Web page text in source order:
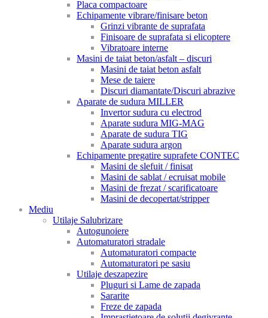
Placa compactoare
Echipamente vibrare/finisare beton
Grinzi vibrante de suprafata
Finisoare de suprafata si elicoptere
Vibratoare interne
Masini de taiat beton/asfalt – discuri
Masini de taiat beton asfalt
Mese de taiere
Discuri diamantate/Discuri abrazive
Aparate de sudura MILLER
Invertor sudura cu electrod
Aparate sudura MIG-MAG
Aparate de sudura TIG
Aparate sudura argon
Echipamente pregatire suprafete CONTEC
Masini de slefuit / finisat
Masini de sablat / ecruisat mobile
Masini de frezat / scarificatoare
Masini de decopertat/stripper
Mediu
Utilaje Salubrizare
Autogunoiere
Automaturatori stradale
Automaturatori compacte
Automaturatori pe sasiu
Utilaje deszapezire
Pluguri si Lame de zapada
Sararite
Freze de zapada